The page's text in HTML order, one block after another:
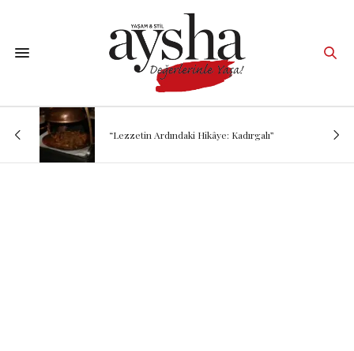
“Lezzetin Ardındaki Hikâye: Kadırgalı”